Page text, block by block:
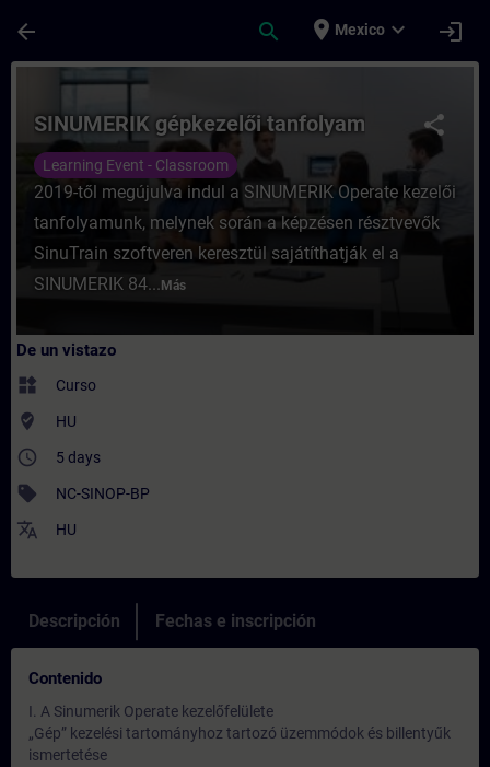
arrow_back search place Mexico expand_more login
Curso - SINUMERIK gépkezelői
share
SINUMERIK gépkezelői tanfolyam
Learning Event - Classroom
2019-től megújulva indul a SINUMERIK Operate kezelői
tanfolyamunk, melynek során a képzésen résztvevők
SinuTrain szoftveren keresztül sajátíthatják el a
SINUMERIK 84... Más
De un vistazo
widgets Curso
where_to_vote HU
access_time 5 days
sell NC-SINOP-BP
translate HU
Descripción Fechas e inscripción
Contenido
I. A Sinumerik Operate kezelőfelülete
„Gép” kezelési tartományhoz tartozó üzemmódok és billentyűk
ismertetése